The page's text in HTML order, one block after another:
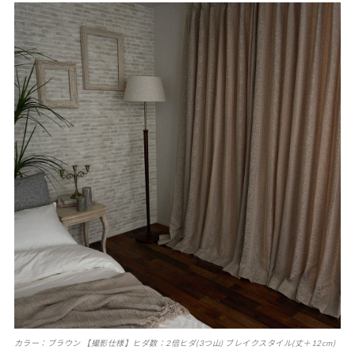
カラー：ブラウン 【撮影仕様】ヒダ数：2倍ヒダ(3つ山) ブレイクスタイル(丈＋12cm)